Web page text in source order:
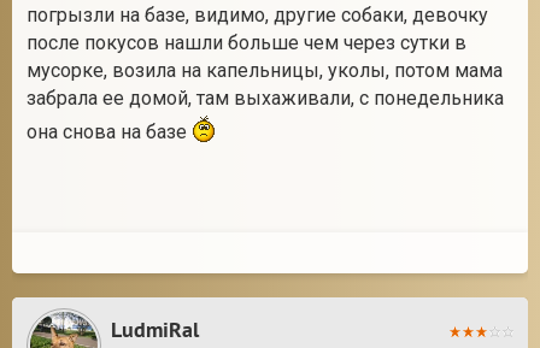
погрызли на базе, видимо, другие собаки, девочку
после покусов нашли больше чем через сутки в
мусорке, возила на капельницы, уколы, потом мама
забрала ее домой, там выхаживали, с понедельника
она снова на базе
LudmiRal